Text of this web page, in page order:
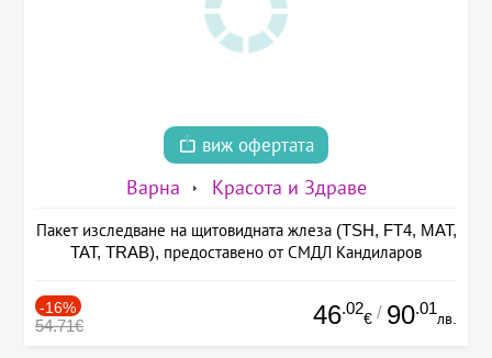
виж офертата
Варна Красота и Здраве
Пакет изследване на щитовидната жлеза (TSH, FT4, MAT,
TAT, TRAB), предоставено от СМДЛ Кандиларов
-16%
54.71€ 46.02
€ / 90.01
лв.